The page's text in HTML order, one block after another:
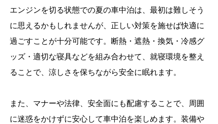
エンジンを切る状態での夏の車中泊は、最初は難しそう
に思えるかもしれませんが、正しい対策を施せば快適に
過ごすことが十分可能です。断熱・遮熱・換気・冷感グ
ッズ・適切な寝具などを組み合わせて、就寝環境を整え
ることで、涼しさを保ちながら安全に眠れます。
また、マナーや法律、安全面にも配慮することで、周囲
に迷惑をかけずに安心して車中泊を楽しめます。装備や